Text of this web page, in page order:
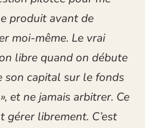
produit avant de
moi-même. Le vrai
libre quand on débute
son capital sur le fonds
et ne jamais arbitrer. Ce
gérer librement. C’est